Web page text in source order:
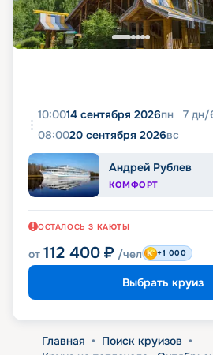
10:0014 сентября 2026пн 7 дн/
08:0020 сентября 2026вс
Андрей Рублев
КОМФОРТ
ОСТАЛОСЬ 3 КАЮТЫ
от 112 400 ₽ /чел +1 000
Выбрать круиз
Главная • Поиск круизов •